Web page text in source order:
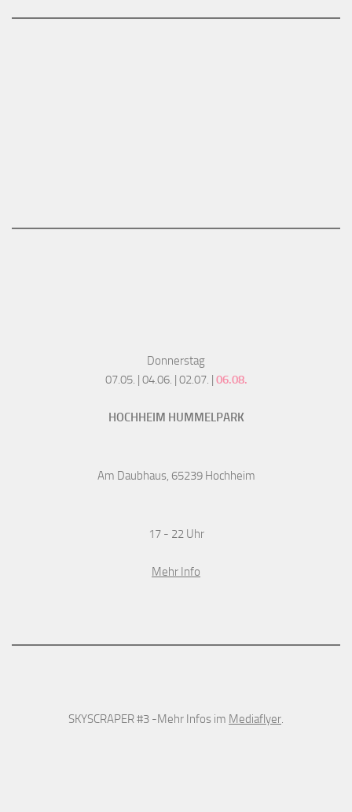
Donnerstag
07.05. | 04.06. | 02.07. | 06.08.
HOCHHEIM HUMMELPARK
Am Daubhaus, 65239 Hochheim
17 - 22 Uhr
Mehr Info
SKYSCRAPER #3 -Mehr Infos im Mediaflyer.